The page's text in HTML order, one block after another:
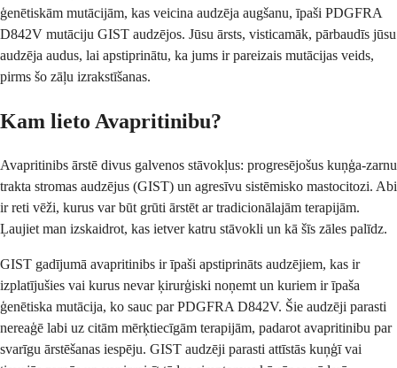
ģenētiskām mutācijām, kas veicina audzēja augšanu, īpaši PDGFRA
D842V mutāciju GIST audzējos. Jūsu ārsts, visticamāk, pārbaudīs jūsu
audzēja audus, lai apstiprinātu, ka jums ir pareizais mutācijas veids,
pirms šo zāļu izrakstīšanas.
Kam lieto Avapritinibu?
Avapritinibs ārstē divus galvenos stāvokļus: progresējošus kuņģa-zarnu
trakta stromas audzējus (GIST) un agresīvu sistēmisko mastocitozi. Abi
ir reti vēži, kurus var būt grūti ārstēt ar tradicionālajām terapijām.
Ļaujiet man izskaidrot, kas ietver katru stāvokli un kā šīs zāles palīdz.
GIST gadījumā avapritinibs ir īpaši apstiprināts audzējiem, kas ir
izplatījušies vai kurus nevar ķirurģiski noņemt un kuriem ir īpaša
ģenētiska mutācija, ko sauc par PDGFRA D842V. Šie audzēji parasti
nereaģē labi uz citām mērķtiecīgām terapijām, padarot avapritinibu par
svarīgu ārstēšanas iespēju. GIST audzēji parasti attīstās kuņģī vai